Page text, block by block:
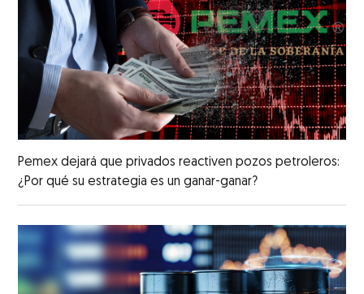
Pemex dejará que privados reactiven pozos petroleros:
¿Por qué su estrategia es un ganar-ganar?